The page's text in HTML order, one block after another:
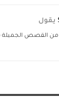
يقول
من القصص الجميلة